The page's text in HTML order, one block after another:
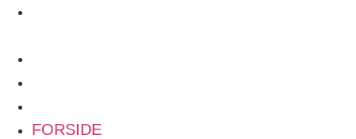
FORSIDE